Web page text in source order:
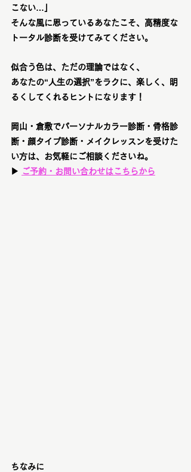
こない…」
そんな風に思っているあなたこそ、 高精度な
トータル診断を受けてみてください。
似合う色は、ただの理論ではなく、
あなたの“人生の選択”をラクに、楽しく、明
るくしてくれるヒント になります！
岡山・倉敷でパーソナルカラー診断・骨格診
断・顔タイプ診断・メイクレッスンを受けた
い方は、お気軽にご相談くださいね。
▶
ご予約・お問い合わせはこちらから
ちなみに